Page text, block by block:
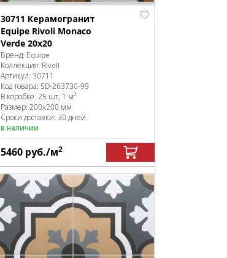
30711 Керамогранит
Equipe Rivoli Monaco
Verde 20x20
Бренд: Equipe
Коллекция: Rivoli
Артикул: 30711
Код товара: SD-263730-99
В коробке: 25 шт, 1 м2
Размер: 200x200 мм
Сроки доставки: 30 дней
в наличии
5460 руб./м2